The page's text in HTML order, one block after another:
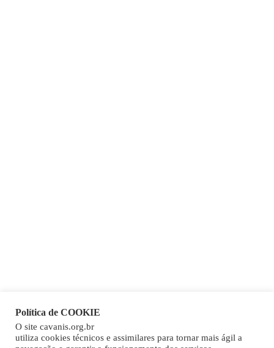
Copy
Política de COOKIE
O site cavanis.org.br
utiliza cookies técnicos e assimilares para tornar mais ágil a